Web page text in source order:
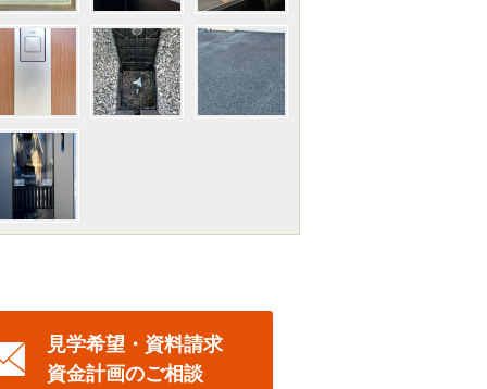
見学希望・資料請求
資金計画のご相談